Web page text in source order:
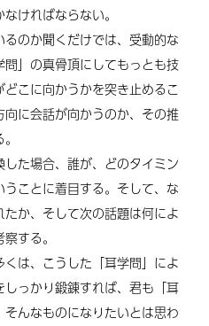
ければならない。
のか聞くだけでは、受動的な
問」の真骨頂にしてもっとも技
こに向かうかを突き止めるこ
に会話が向かうのか、その推
た場合、誰が、どのタイミン
ことに着目する。そして、な
か、そして次の話題は何によ
する。
は、こうした「耳学問」によ
っかり鍛錬すれば、君も「耳
んなものになりたいとは思わ